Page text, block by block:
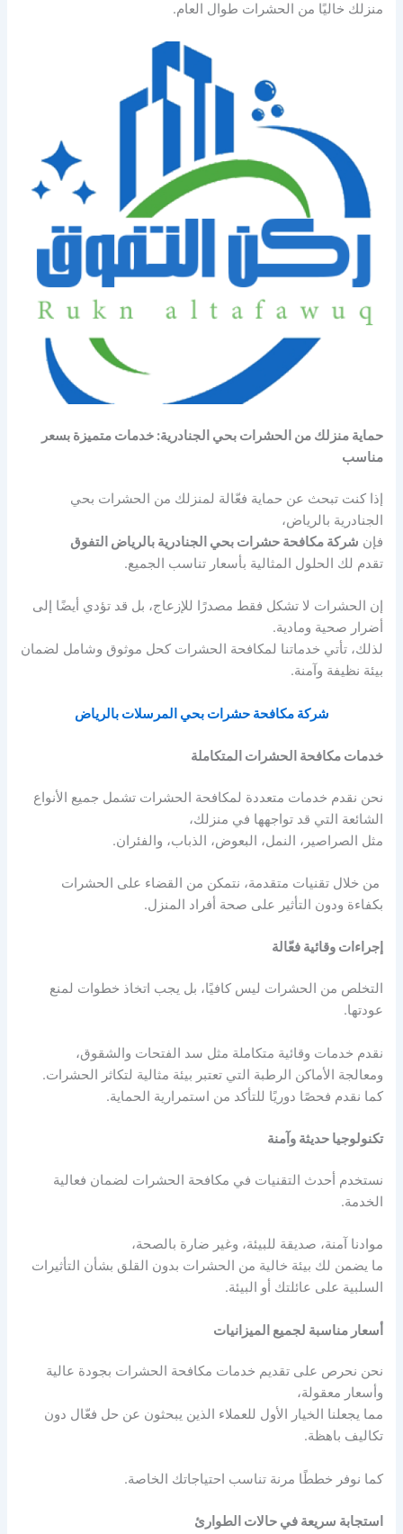
منزلك خاليًا من الحشرات طوال العام.
حماية منزلك من الحشرات بحي الجنادرية: خدمات متميزة بسعر
مناسب
إذا كنت تبحث عن حماية فعّالة لمنزلك من الحشرات بحي
الجنادرية بالرياض،
فإن شركة مكافحة حشرات بحي الجنادرية بالرياض التفوق
تقدم لك الحلول المثالية بأسعار تناسب الجميع.
إن الحشرات لا تشكل فقط مصدرًا للإزعاج، بل قد تؤدي أيضًا إلى
أضرار صحية ومادية.
لذلك، تأتي خدماتنا لمكافحة الحشرات كحل موثوق وشامل لضمان
بيئة نظيفة وآمنة.
شركة مكافحة حشرات بحي المرسلات بالرياض
خدمات مكافحة الحشرات المتكاملة
نحن نقدم خدمات متعددة لمكافحة الحشرات تشمل جميع الأنواع
الشائعة التي قد تواجهها في منزلك،
مثل الصراصير، النمل، البعوض، الذباب، والفئران.
من خلال تقنيات متقدمة، نتمكن من القضاء على الحشرات
بكفاءة ودون التأثير على صحة أفراد المنزل.
إجراءات وقائية فعّالة
التخلص من الحشرات ليس كافيًا، بل يجب اتخاذ خطوات لمنع
عودتها.
نقدم خدمات وقائية متكاملة مثل سد الفتحات والشقوق،
ومعالجة الأماكن الرطبة التي تعتبر بيئة مثالية لتكاثر الحشرات.
كما نقدم فحصًا دوريًا للتأكد من استمرارية الحماية.
تكنولوجيا حديثة وآمنة
نستخدم أحدث التقنيات في مكافحة الحشرات لضمان فعالية
الخدمة.
موادنا آمنة، صديقة للبيئة، وغير ضارة بالصحة،
ما يضمن لك بيئة خالية من الحشرات بدون القلق بشأن التأثيرات
السلبية على عائلتك أو البيئة.
أسعار مناسبة لجميع الميزانيات
نحن نحرص على تقديم خدمات مكافحة الحشرات بجودة عالية
وأسعار معقولة،
مما يجعلنا الخيار الأول للعملاء الذين يبحثون عن حل فعّال دون
تكاليف باهظة.
كما نوفر خططًا مرنة تناسب احتياجاتك الخاصة.
استجابة سريعة في حالات الطوارئ